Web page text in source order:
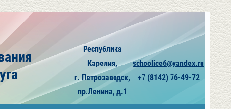
Республика
Карелия,
г. Петрозаводск,
пр.Ленина, д.1
schoolice6@yandex.ru
+7 (8142) 76-49-72